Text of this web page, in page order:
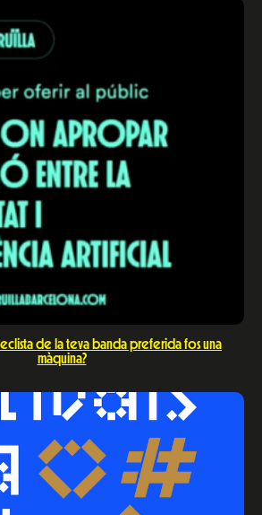
de la teva banda preferida fos una
màquina?